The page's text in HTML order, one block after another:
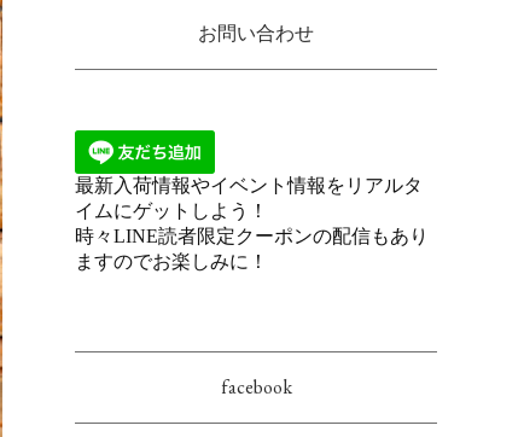
お問い合わせ
facebook